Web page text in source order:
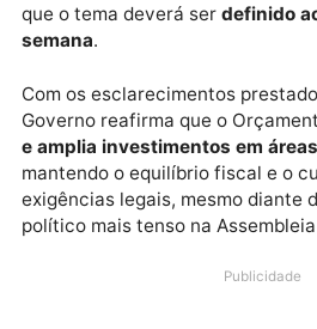
investimentos significativos
equipamentos
A única questão que ainda
Beatriz, diz respeito à
que11 delegacias de polícia
Rondônia. “Essa informação
que o tema deverá ser